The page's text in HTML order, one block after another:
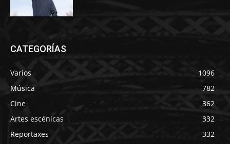
CATEGORÍAS
Varios
1096
Música
782
Cine
362
Artes escénicas
332
Reportaxes
332